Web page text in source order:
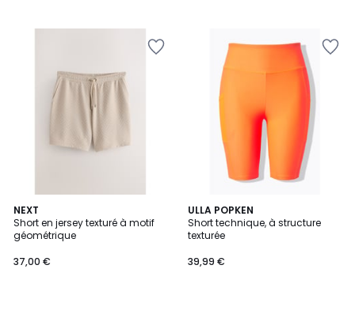
NEXT
Short en jersey texturé à motif
géométrique
37,00 €
ULLA POPKEN
Short technique, à structure
texturée
39,99 €